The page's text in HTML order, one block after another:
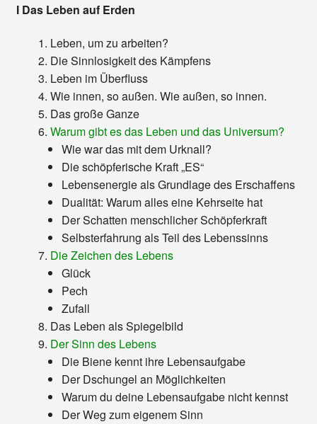
I Das Leben auf Erden
Leben, um zu arbeiten?
Die Sinnlosigkeit des Kämpfens
Leben im Überfluss
Wie innen, so außen. Wie außen, so innen.
Das große Ganze
Warum gibt es das Leben und das Universum?
Wie war das mit dem Urknall?
Die schöpferische Kraft „ES“
Lebensenergie als Grundlage des Erschaffens
Dualität: Warum alles eine Kehrseite hat
Der Schatten menschlicher Schöpferkraft
Selbsterfahrung als Teil des Lebenssinns
Die Zeichen des Lebens
Glück
Pech
Zufall
Das Leben als Spiegelbild
Der Sinn des Lebens
Die Biene kennt ihre Lebensaufgabe
Der Dschungel an Möglichkeiten
Warum du deine Lebensaufgabe nicht kennst
Der Weg zum eigenem Sinn